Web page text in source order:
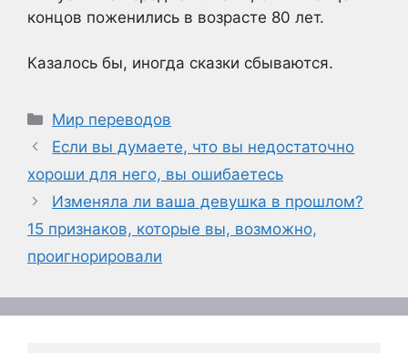
концов поженились в возрасте 80 лет.
Казалось бы, иногда сказки сбываются.
Рубрики
Мир переводов
Если вы думаете, что вы недостаточно
хороши для него, вы ошибаетесь
Изменяла ли ваша девушка в прошлом?
15 признаков, которые вы, возможно,
проигнорировали